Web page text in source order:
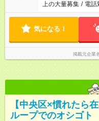
上の大量募集 / 電話
気になる！
掲載元企業
【中央区×慣れたら
ループでのオシゴト